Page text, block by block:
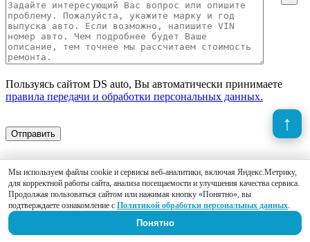
Мы используем файлы cookie и сервисы веб-аналитики, включая Яндекс.Метрику,
для корректной работы сайта, анализа посещаемости и улучшения качества сервиса.
Продолжая пользоваться сайтом или нажимая кнопку «Понятно», вы
подтверждаете ознакомление с Политикой обработки персональных данных.
Понятно
Пользуясь сайтом DS auto, Вы автоматически принимаете
правила передачи и обработки персональных данных.
Отправить